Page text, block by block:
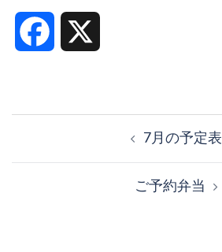
Facebook
7月の予定表
ご予約弁当